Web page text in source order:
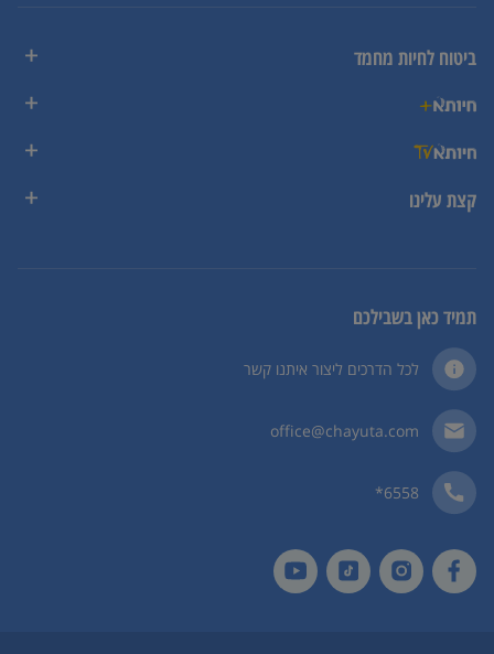
ביטוח לחיות מחמד
קצת עלינו
תמיד כאן בשבילכם
לכל הדרכים ליצור איתנו קשר
office@chayuta.com
6558*